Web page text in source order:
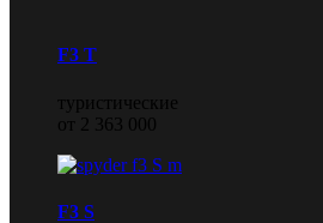
F3 T
туристические
от 2 363 000
F3 S